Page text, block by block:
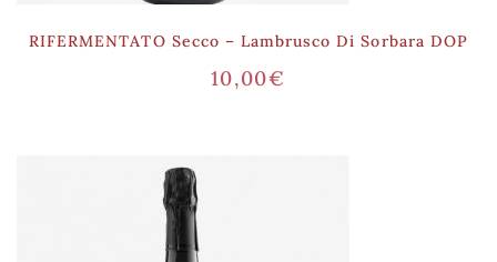
RIFERMENTATO Secco – Lambrusco Di Sorbara DOP
10,00€